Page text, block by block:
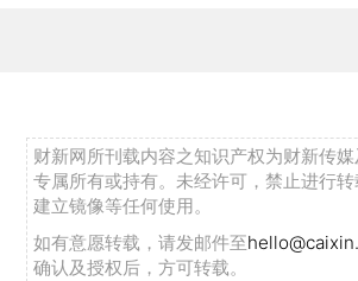
财新网所刊载内容之知识产权为财新传
专属所有或持有。未经许可，禁止进行
建立镜像等任何使用。
如有意愿转载，请发邮件至
确认及授权后，方可转载。